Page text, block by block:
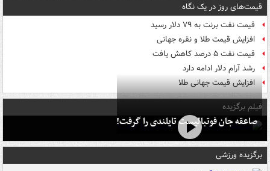
قیمت‌های روز در یک نگاه
قیمت نفت برنت به ۷۹ دلار رسید
افزایش قیمت طلا و نقره جهانی
قیمت نفت ۵ درصد کاهش یافت
رشد آرام دلار ادامه دارد
افزایش قیمت جهانی طلا
فیلم برگزیده
صاعقه جان فوتبالیست تایلندی را گرفت!
برگزیده ورزشی